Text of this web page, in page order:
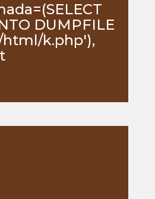
DUMPFILE
k.php'),